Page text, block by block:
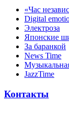
«Час
Digital
Электроза
Японскиe
За баранкой
News Time
JazzTime
Контакты